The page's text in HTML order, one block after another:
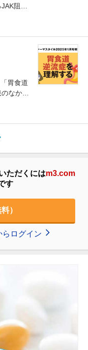
阻害
胃食道
なかで
ただくにはm3.com
す
）
らログイン